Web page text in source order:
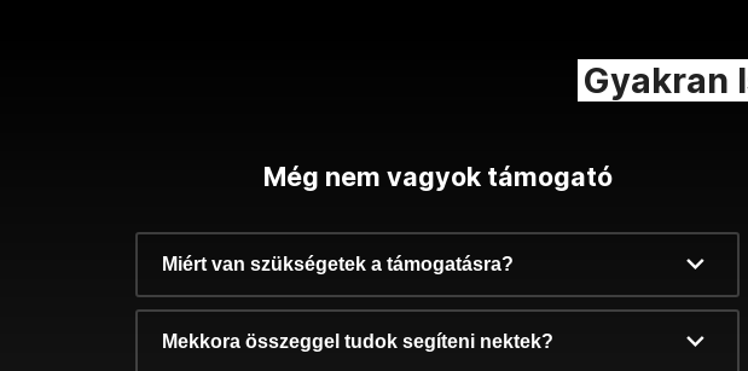
Gyakran
Még nem vagyok támogató
Miért van szükségetek a támogatásra?
Mekkora összeggel tudok segíteni nektek?